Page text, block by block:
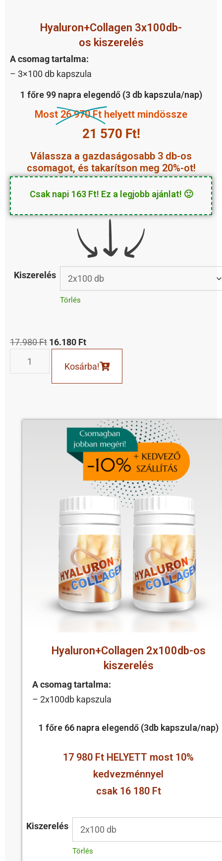
Hyaluron+Collagen 3x100db-
os kiszerelés
A csomag tartalma:
– 3×100 db kapszula
1 főre 99 napra elegendő (3 db kapszula/nap)
Most 26 970 Ft helyett mindössze
21 570 Ft!
Válassza a gazdaságosabb
kedvezményesebb 3 db-os
csomagot, és takarítson meg 20%-ot!
Csak napi 163 Ft! Ez a legjobb ajánlat! 🙂
Kiszerelés
Törlés
17.980Ft 16.180 Ft
Kosárba!
Hyaluron+Collagen 2x100db-os
kiszerelés
A csomag tartalma:
– 2x100db kapszula
1 főre 66 napra elegendő (3db kapszula/nap)
17 980 Ft HELYETT most 10%
kedvezménnyel
csak 16 180 Ft
Kiszerelés
Törlés